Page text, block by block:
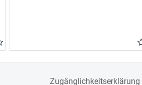
Zugänglichkeitserklärung